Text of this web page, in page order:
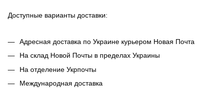
Доступные варианты доставки:
Адресная доставка по Украине курьером Новая Почта
На склад Новой Почты в пределах Украины
На отделение Укрпочты
Международная доставка